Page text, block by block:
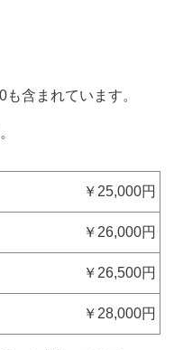
含まれています。
￥25,000円
￥26,000円
￥26,500円
￥28,000円